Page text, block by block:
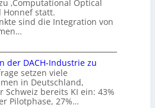
‚Computational Optical
Honnef statt.
sind die Integration von
der DACH-Industrie zu
setzen viele
in Deutschland,
Schweiz bereits KI ein: 43%
Pilotphase, 27%…